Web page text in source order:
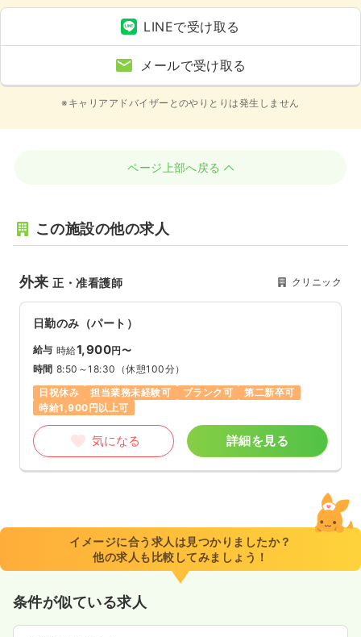
LINEで受け取る
メールで受け取る
※キャリアアドバイザーとのやりとりは発生しません
ページ上部へ戻る
この施設の他の求人
外来正・准看護師 クリニック
日勤のみ（パート）
給与 時給1,900円〜
時間 8:50～18:30 （休憩100分）
日祝休み
担当業務未経験可 ブランク可
第二新卒可
時給1,900円以上可
気になる 詳細を見る
イメージに合う求人は見つかりましたか？
他の求人も比較してみましょう！
条件が似ている求人